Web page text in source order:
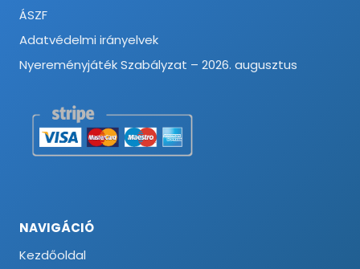
ÁSZF
Adatvédelmi irányelvek
Nyereményjáték Szabályzat – 2026. augusztus
NAVIGÁCIÓ
Kezdőoldal